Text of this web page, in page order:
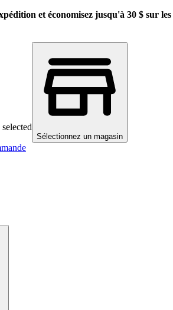
et économisez jusqu'à 30 $ sur
Sélectionnez un magasin